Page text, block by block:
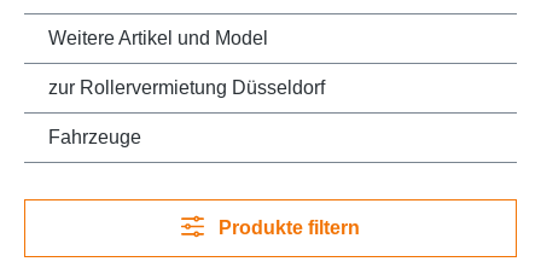
Weitere Artikel und Model
zur Rollervermietung Düsseldorf
Fahrzeuge
Produkte filtern